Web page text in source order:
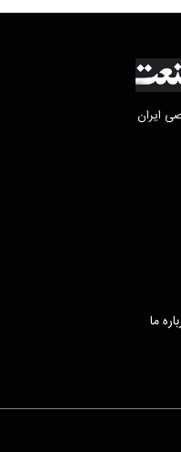
ایران
ما